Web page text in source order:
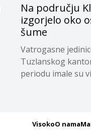
Na području
izgorjelo oko
šume
Vatrogasne
Tuzlanskog
periodu imale su
VisokoO nama